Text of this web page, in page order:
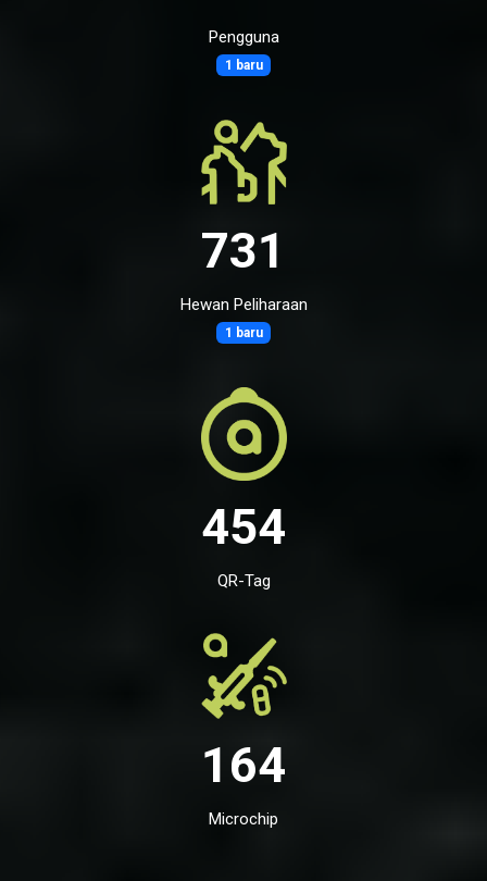
Pengguna
1 baru
731
Hewan Peliharaan
1 baru
454
QR-Tag
164
Microchip